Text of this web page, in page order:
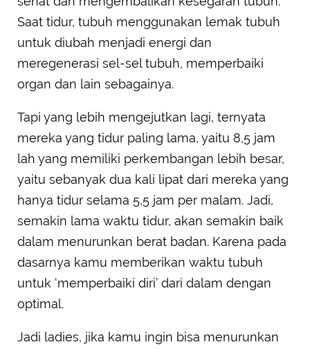
Saat tidur, tubuh menggunakan lemak tubuh
untuk diubah menjadi energi dan
meregenerasi sel-sel tubuh, memperbaiki
organ dan lain sebagainya.
Tapi yang lebih mengejutkan lagi, ternyata
mereka yang tidur paling lama, yaitu 8,5 jam
lah yang memiliki perkembangan lebih besar,
yaitu sebanyak dua kali lipat dari mereka yang
hanya tidur selama 5,5 jam per malam. Jadi,
semakin lama waktu tidur, akan semakin baik
dalam menurunkan berat badan. Karena pada
dasarnya kamu memberikan waktu tubuh
untuk ‘memperbaiki diri’ dari dalam dengan
optimal.
Jadi ladies, jika kamu ingin bisa menurunkan